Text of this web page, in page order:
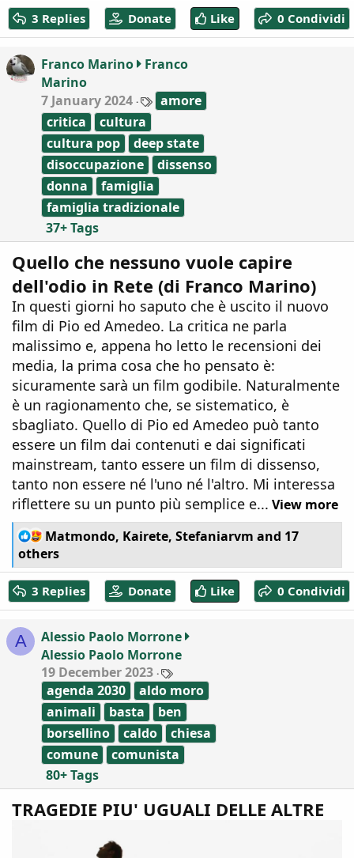
c
t
i
n
3 Replies Donate Like 0 Condividi
Franco Marino
Franco
Marino
7 January 2024
T
a
s
amore
critica
cultura
cultura pop
deep state
disoccupazione
dissenso
donna
famiglia
famiglia tradizionale
37+ Tags
Quello che nessuno vuole capire
dell'odio in Rete (di Franco Marino)
In questi giorni ho saputo che è uscito il nuovo
film di Pio ed Amedeo. La critica ne parla
malissimo e, appena ho letto le recensioni dei
media, la prima cosa che ho pensato è:
sicuramente sarà un film godibile. Naturalmente
è un ragionamento che, se sistematico, è
sbagliato. Quello di Pio ed Amedeo può tanto
essere un film dai contenuti e dai significati
mainstream, tanto essere un film di dissenso,
tanto non essere né l'uno né l'altro. Mi interessa
riflettere su un punto più semplice e... View more
R
e
a
c
t
i
n
s
:
Matmondo, Kairete, Stefaniarvm and 17
others
3 Replies Donate Like 0 Condividi
A
Alessio Paolo Morrone
Alessio Paolo Morrone
19 December 2023
a
g
s
agenda 2030
aldo moro
animali
basta
ben
borsellino
caldo
chiesa
comune
comunista
80+ Tags
TRAGEDIE PIU' UGUALI DELLE ALTRE